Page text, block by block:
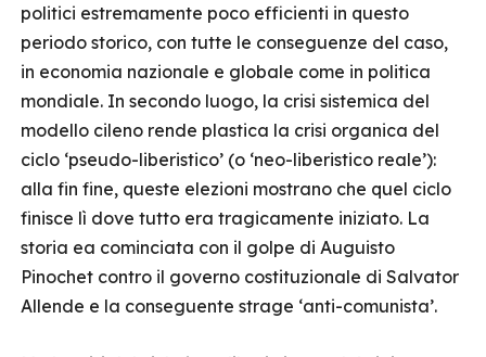
politici estremamente poco efficienti in questo
periodo storico, con tutte le conseguenze del caso,
in economia nazionale e globale come in politica
mondiale. In secondo luogo, la crisi sistemica del
modello cileno rende plastica la crisi organica del
ciclo ‘pseudo-liberistico’ (o ‘neo-liberistico reale’):
alla fin fine, queste elezioni mostrano che quel ciclo
finisce lì dove tutto era tragicamente iniziato. La
storia ea cominciata con il golpe di Auguisto
Pinochet contro il governo costituzionale di Salvator
Allende e la conseguente strage ‘anti-comunista’.